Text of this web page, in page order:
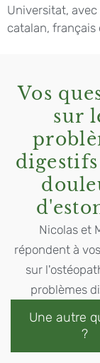
Universitat, avec
catalan, français
Vos
sur
Nicolas et
répondent à
sur
problèmes
Une autre
?